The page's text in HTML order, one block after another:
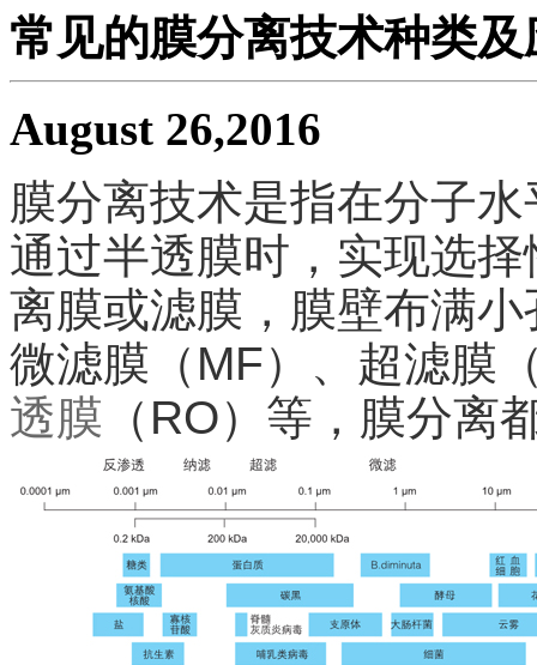
常见的膜分离技术种类及
August 26,2016
膜分离技术是指在分子
通过半透膜时，实现选
离膜或滤膜，膜壁布满
微滤膜（MF）、超滤膜
透膜